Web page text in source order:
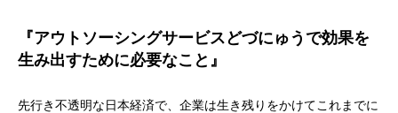
『アウトソーシングサービスどづにゅうで効果を
生み出すために必要なこと』
先行き不透明な日本経済で、企業は生き残りをかけてこれまでに